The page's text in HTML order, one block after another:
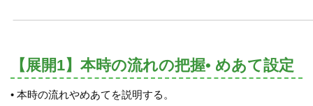
【展開1】本時の流れの把握• めあて設定
• 本時の流れやめあてを説明する。